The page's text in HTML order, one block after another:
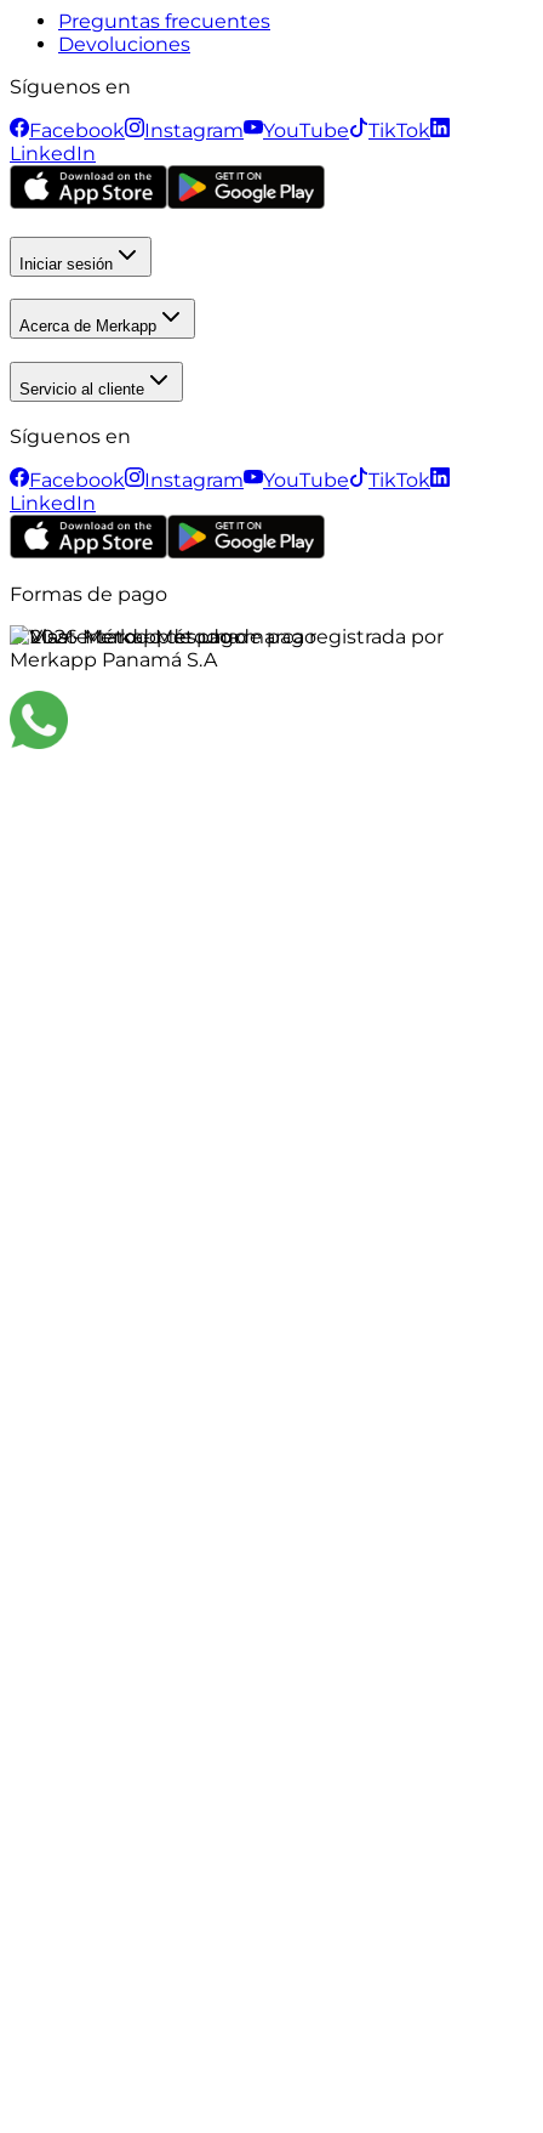
Preguntas frecuentes
Devoluciones
Síguenos en
Facebook
Instagram YouTube
TikTok
LinkedIn
Iniciar sesión
Acerca de Merkapp
Servicio al cliente
Síguenos en
Facebook
Instagram YouTube
TikTok
LinkedIn
Formas de pago
©2026Merkapp es una marca registrada por
Merkapp Panamá S.A